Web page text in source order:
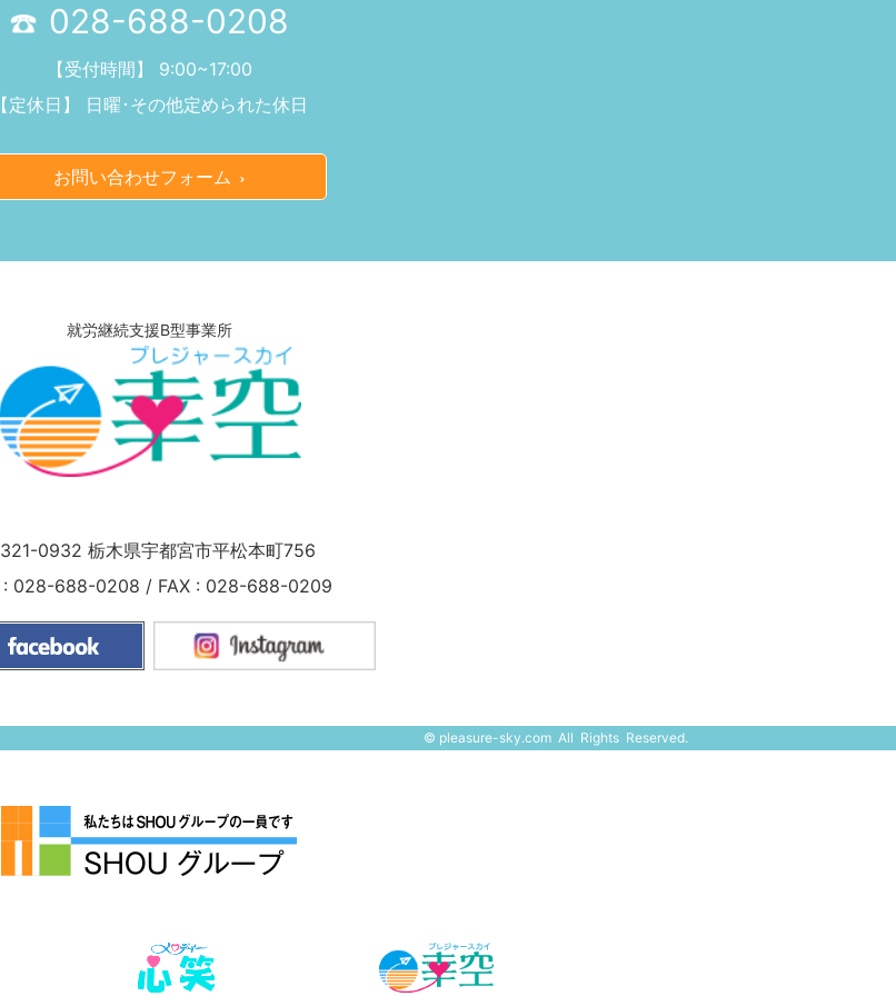
028-688-0208
【受付時間】 9:00~17:00
【定休日】 日曜･その他定められた休日
お問い合わせフォーム
就労継続支援B型事業所
0932 栃木県宇都宮市平松本町756
028-688-0208 / FAX : 028-688-0209
© pleasure-sky.com All Rights Reserved.